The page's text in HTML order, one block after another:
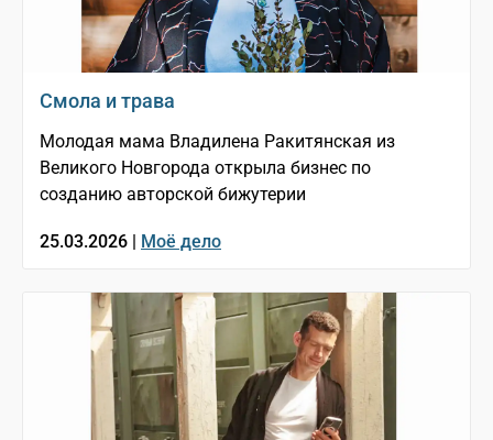
Смола и трава
Молодая мама Владилена Ракитянская из
Великого Новгорода открыла бизнес по
созданию авторской бижутерии
25.03.2026 | Моё дело